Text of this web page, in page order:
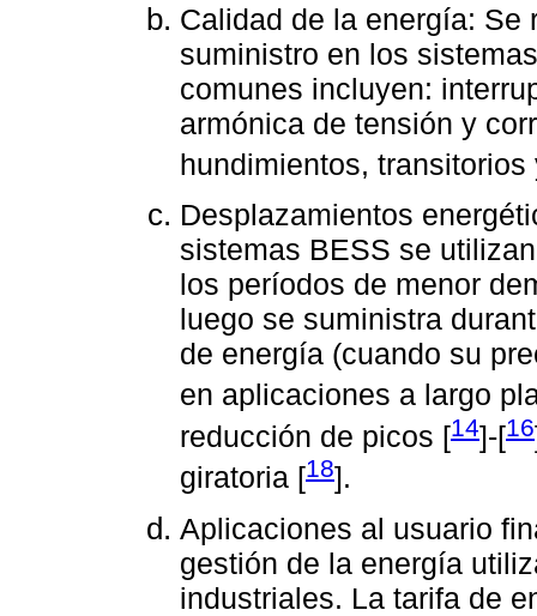
Calidad de la energía: Se
suministro en los
comunes incluyen:
armónica de tensión y
hundimientos, transitorios
Desplazamientos
sistemas BESS se
los períodos de menor
luego se suministra
de energía (cuando su
en aplicaciones a largo
reducción de picos [14]-[16
giratoria [18].
Aplicaciones al usuario
gestión de la energía
industriales. La tarifa de